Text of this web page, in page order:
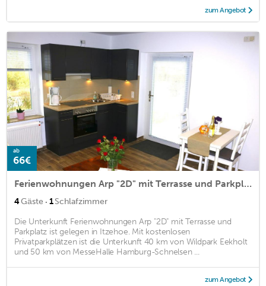
zum Angebot
ab
66€
Ferienwohnungen Arp "2D" mit Terrasse und Parkplatz
4Gäste · 1Schlafzimmer
Die Unterkunft Ferienwohnungen Arp "2D" mit Terrasse und
Parkplatz ist gelegen in Itzehoe. Mit kostenlosen
Privatparkplätzen ist die Unterkunft 40 km von Wildpark Eekholt
und 50 km von MesseHalle Hamburg-Schnelsen ...
zum Angebot